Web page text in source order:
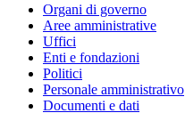
Organi di governo
Aree amministrative
Uffici
Enti e fondazioni
Politici
Personale amministrativo
Documenti e dati